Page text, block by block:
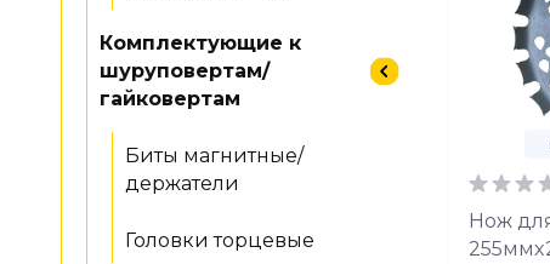
Комплектующие к
шуруповертам/
гайковертам
Биты магнитные/
держатели
Головки торцевые
Нож